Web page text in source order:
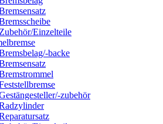
Zubehör/Einzelteile
backe
zubehör